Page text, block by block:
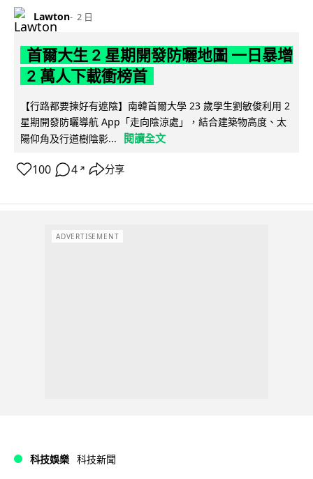
Lawton 2 日
首爾大生 2 星期開發防曬地圖 一日暴增
2 萬人下載衝榜首
【行路都要揀好有遮陰】南韓首爾大學 23 歲學生劉敏俊利用 2
星期開發防曬導航 App「走向陰涼處」，結合建築物高度、太
陽仰角及行道樹陰影...
閱讀全文
100 4 ↗ 分享
ADVERTISEMENT
科技娛樂 科技新聞